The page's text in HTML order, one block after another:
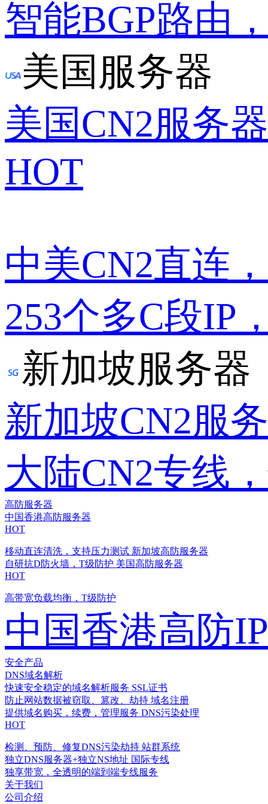
智能BGP路由
美国服务器
美国CN2服务器
HOT
中美CN2直连
253个多C段IP
新加坡服务器
新加坡CN2服
大陆CN2专线
高防服务器
中国香港高防服务器
HOT
移动直连清洗，支持压力测试 新加坡高防服务器
自研抗D防火墙，T级防护 美国高防服务器
HOT
高带宽负载均衡，T级防护
中国香港高防IP
安全产品
DNS域名解析
快速安全稳定的域名解析服务 SSL证书
防止网站数据被窃取、篡改、劫持 域名注册
提供域名购买，续费，管理服务 DNS污染处理
HOT
检测、预防、修复DNS污染劫持 站群系统
独立DNS服务器+独立NS地址 国际专线
独享带宽，全透明的端到端专线服务
关于我们
公司介绍